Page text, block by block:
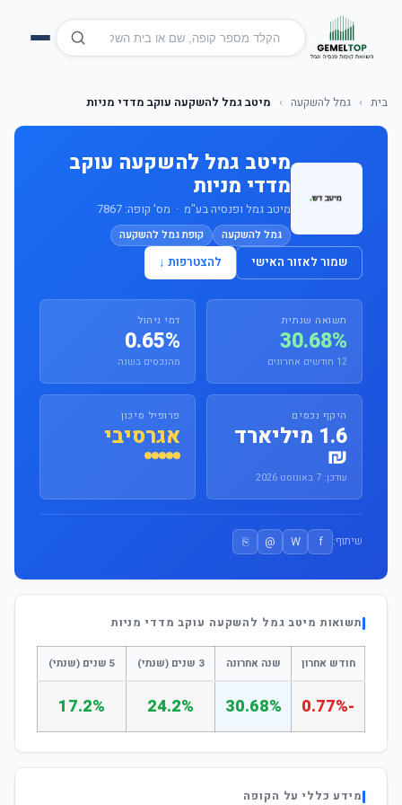
בית › גמל להשקעה › מיטב גמל להשקעה עוקב מדדי מניות
מיטב גמל להשקעה עוקב
מדדי מניות
מיטב גמל ופנסיה בע"מ · מס' קופה: 7867
גמל להשקעה קופת גמל להשקעה
שמור לאזור האישי להצטרפות ↓
תשואה שנתית
30.68%
12 חודשים אחרונים
דמי ניהול
0.65%
מהנכסים בשנה
היקף נכסים
1.6 מיליארד
₪
עודכן: 7 באוגוסט 2026
פרופיל סיכון
אגרסיבי
שיתוף: f
W
@
⎘
תשואות מיטב גמל להשקעה עוקב מדדי מניות
חודש אחרון שנה אחרונה 3 שנים (שנתי) 5 שנים (שנתי)
-0.77%
30.68%
24.2%
17.2%
מידע כללי על הקופה